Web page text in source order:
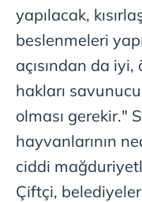
yapılacak,
beslenmeleri
açısından da
hakları
olması gerekir."
hayvanlarının
ciddi
Çiftçi,